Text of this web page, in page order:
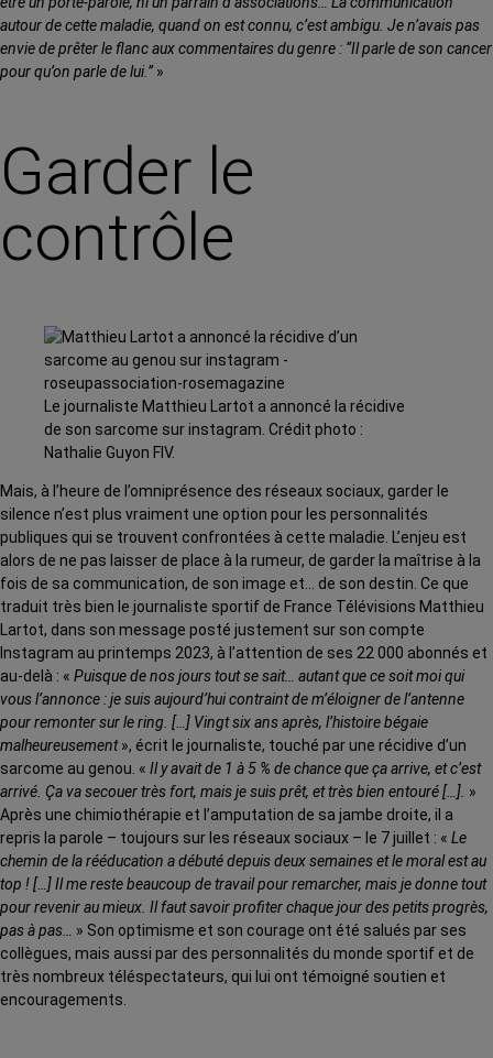
autour de cette maladie, quand on est connu, c’est ambigu. Je n’avais pas
envie de prêter le flanc aux commentaires du genre : “Il parle de son cancer
pour qu’on parle de lui.”»
Garder le
contrôle
Le journaliste Matthieu Lartot a annoncé la récidive
de son sarcome sur instagram. Crédit photo :
Nathalie Guyon FIV.
Mais, à l’heure de l’omniprésence des réseaux sociaux, garder le
silence n’est plus vraiment une option pour les personnalités
publiques qui se trouvent confrontées à cette maladie. L’enjeu est
alors de ne pas laisser de place à la rumeur, de garder la maîtrise à la
fois de sa communication, de son image et… de son destin. Ce que
traduit très bien le journaliste sportif de France Télévisions Matthieu
Lartot, dans son message posté justement sur son compte
Instagram au printemps 2023, à l’attention de ses 22 000 abonnés et
au-delà : « Puisque de nos jours tout se sait… autant que ce soit moi qui
vous l’annonce : je suis aujourd’hui contraint de m’éloigner de l’antenne
pour remonter sur le ring. […] Vingt six ans après, l’histoire bégaie
malheureusement», écrit le journaliste, touché par une récidive d’un
sarcome au genou. « Il y avait de 1 à 5 % de chance que ça arrive, et c’est
arrivé. Ça va secouer très fort, mais je suis prêt, et très bien entouré […]. »
Après une chimiothérapie et l’amputation de sa jambe droite, il a
repris la parole – toujours sur les réseaux sociaux – le 7 juillet : « Le
chemin de la rééducation a débuté depuis deux semaines et le moral est au
top ! […] Il me reste beaucoup de travail pour remarcher, mais je donne tout
pour revenir au mieux. Il faut savoir profiter chaque jour des petits progrès,
pas à pas…
» Son optimisme et son courage ont été salués par ses
collègues, mais aussi par des personnalités du monde sportif et de
très nombreux téléspectateurs, qui lui ont témoigné soutien et
encouragements.